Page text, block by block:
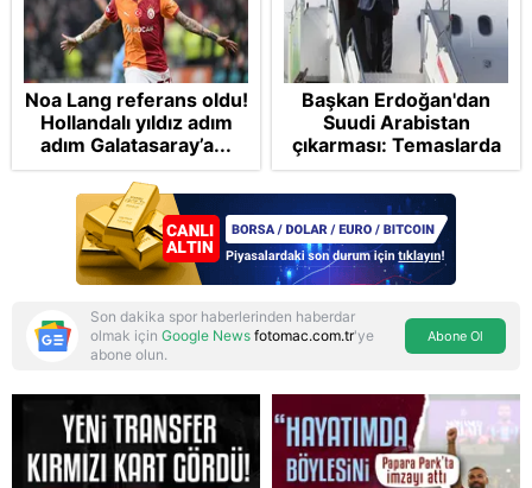
Reddet
Noa Lang referans oldu!
Hollandalı yıldız adım
adım Galatasaray’a...
Başkan Erdoğan'dan
Suudi Arabistan
çıkarması: Temaslarda
bulunacak
Son dakika spor haberlerinden haberdar
olmak için Google News fotomac.com.tr'ye
abone olun.
Abone Ol